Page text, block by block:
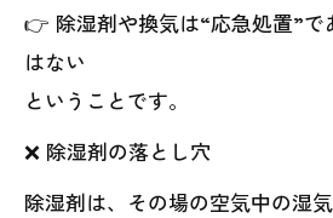
👉 除湿剤や換気は“応急処置”で
はない
ということです。
❌ 除湿剤の落とし穴
除湿剤は、その場の空気中の湿